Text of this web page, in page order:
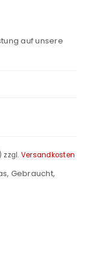
auf unsere
zzgl. Versandkosten
, Gebraucht,